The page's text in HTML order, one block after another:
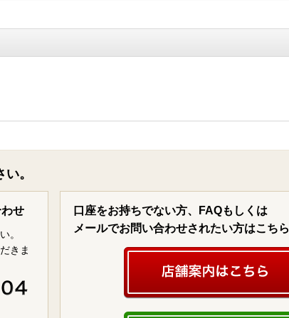
。
せ
。
きま
口座をお持ちでない方、FAQもしくは
メールでお問い合わせされたい方はこちら